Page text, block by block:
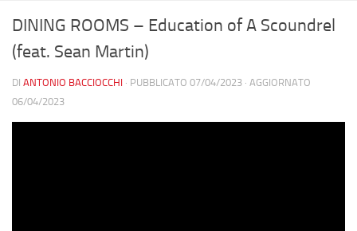
DINING ROOMS – Education of A Scoundrel
(feat. Sean Martin)
DI ANTONIO BACCIOCCHI · PUBBLICATO 07/04/2023 · AGGIORNATO
06/04/2023